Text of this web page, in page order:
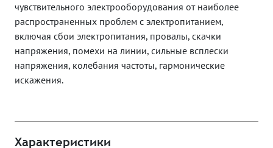
чувствительного электрооборудования от наиболее
распространенных проблем с электропитанием,
включая сбои электропитания, провалы, скачки
напряжения, помехи на линии, сильные всплески
напряжения, колебания частоты, гармонические
искажения.
Характеристики